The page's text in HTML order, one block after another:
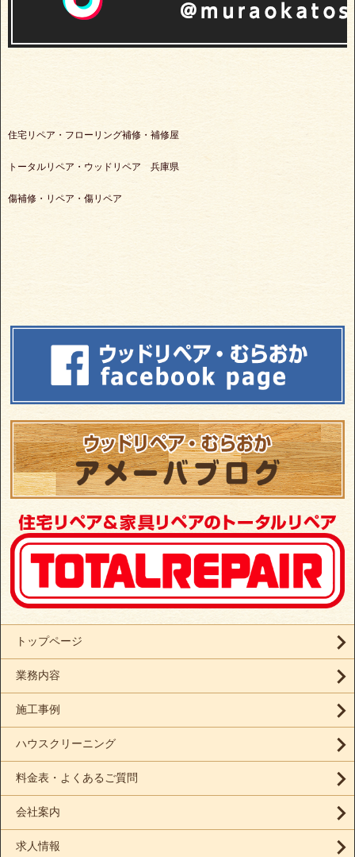
住宅リペア・フローリング補修・補修屋
トータルリペア・ウッドリペア 兵庫県
傷補修・リペア・傷リペア
トップページ
業務内容
施工事例
ハウスクリーニング
料金表・よくあるご質問
会社案内
求人情報